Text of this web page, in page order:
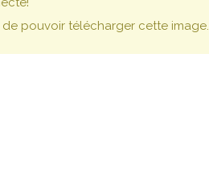
pouvoir télécharger cette image.